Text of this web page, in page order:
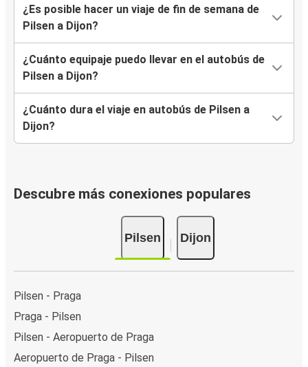
¿Es posible hacer un viaje de fin de semana de
Pilsen a Dijon?
¿Cuánto equipaje puedo llevar en el autobús de
Pilsen a Dijon?
¿Cuánto dura el viaje en autobús de Pilsen a
Dijon?
Descubre más conexiones populares
Pilsen Dijon
Pilsen - Praga
Praga - Pilsen
Pilsen - Aeropuerto de Praga
Aeropuerto de Praga - Pilsen